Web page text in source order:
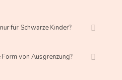
für Schwarze Kinder?
von Ausgrenzung?